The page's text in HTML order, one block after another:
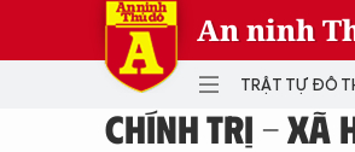
An ninh
TRẬT TỰ ĐÔ
CHÍNH TRỊ - XÃ